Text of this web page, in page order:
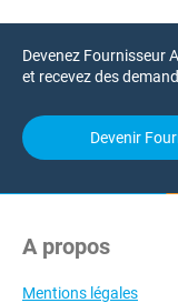
Devenez Fournisseur
et recevez des
Devenir
A propos
Mentions légales